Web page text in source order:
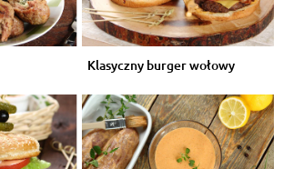
Klasyczny burger wołowy